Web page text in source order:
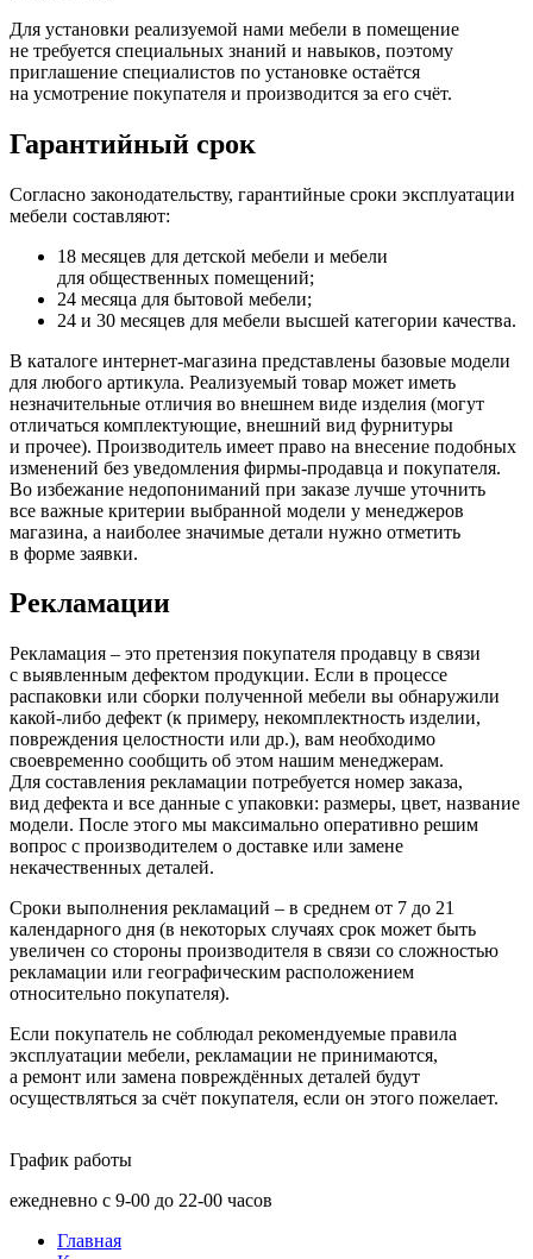
Для установки реализуемой нами мебели в помещение
не требуется специальных знаний и навыков, поэтому
приглашение специалистов по установке остаётся
на усмотрение покупателя и производится за его счёт.
Гарантийный срок
Согласно законодательству, гарантийные сроки эксплуатации
мебели составляют:
18 месяцев для детской мебели и мебели
для общественных помещений;
24 месяца для бытовой мебели;
24 и 30 месяцев для мебели высшей категории качества.
В каталоге интернет-магазина представлены базовые модели
для любого артикула. Реализуемый товар может иметь
незначительные отличия во внешнем виде изделия (могут
отличаться комплектующие, внешний вид фурнитуры
и прочее). Производитель имеет право на внесение подобных
изменений без уведомления фирмы-продавца и покупателя.
Во избежание недопониманий при заказе лучше уточнить
все важные критерии выбранной модели у менеджеров
магазина, а наиболее значимые детали нужно отметить
в форме заявки.
Рекламации
Рекламация – это претензия покупателя продавцу в связи
с выявленным дефектом продукции. Если в процессе
распаковки или сборки полученной мебели вы обнаружили
какой-либо дефект (к примеру, некомплектность изделии,
повреждения целостности или др.), вам необходимо
своевременно сообщить об этом нашим менеджерам.
Для составления рекламации потребуется номер заказа,
вид дефекта и все данные с упаковки: размеры, цвет, название
модели. После этого мы максимально оперативно решим
вопрос с производителем о доставке или замене
некачественных деталей.
Сроки выполнения рекламаций – в среднем от 7 до 21
календарного дня (в некоторых случаях срок может быть
увеличен со стороны производителя в связи со сложностью
рекламации или географическим расположением
относительно покупателя).
Если покупатель не соблюдал рекомендуемые правила
эксплуатации мебели, рекламации не принимаются,
а ремонт или замена повреждённых деталей будут
осуществляться за счёт покупателя, если он этого пожелает.
График работы
ежедневно с 9-00 до 22-00 часов
Главная